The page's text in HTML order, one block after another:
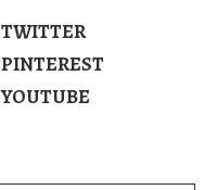
TWITTER
PINTEREST
YOUTUBE